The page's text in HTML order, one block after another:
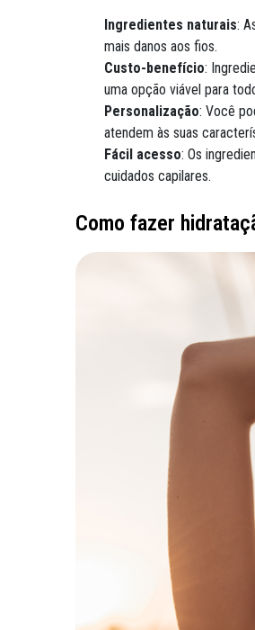
Ingredientes naturais:
mais danos aos fios.
Custo-benefício:
uma opção viável para
Personalização: Você
atendem às suas
Fácil acesso: Os
cuidados capilares.
Como fazer